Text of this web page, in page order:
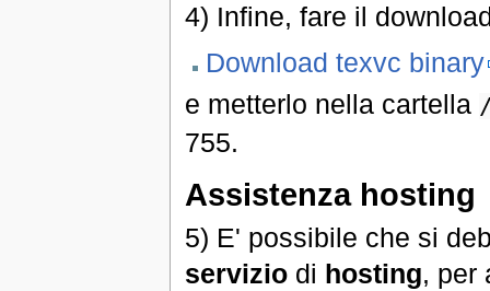
4) Infine, fare il
Download texvc binary
e metterlo nella cartella
755.
Assistenza hosting
5) E' possibile che si
serviziodi hosting, per